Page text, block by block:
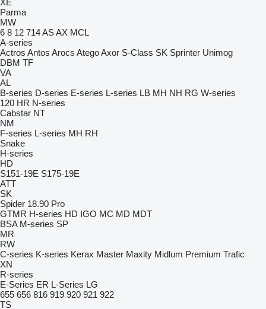
XE
Parma
MW
6 8 12 714ASAX MCL
A-series
Actros Antos Arocs AtegoAxor S-Class SK Sprinter Unimog
DBM TF
VA
AL
B-series D-series E-series L-series LB MH NH RG W-series
120 HR N-series
Cabstar NT
NM
F-series L-series MH RH
Snake
H-series
HD
S151-19E S175-19E
ATT
SK
Spider 18.90 Pro
GTMR H-series HD IGO MC MD MDT
BSA M-series SP
MR
RW
C-series K-series Kerax Master Maxity Midlum Premium Trafic
XN
R-series
E-Series ER L-Series LG
655 656 816 919 920 921 922
TS